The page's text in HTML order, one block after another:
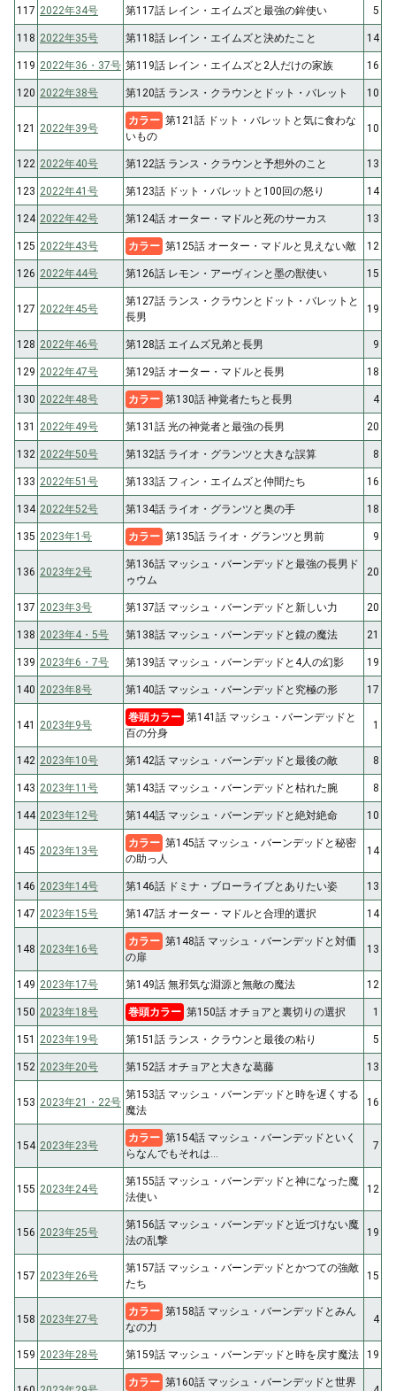
117 2022年34号 第117話 レイン・エイムズと最強の鉾使い 5
118 2022年35号 第118話 レイン・エイムズと決めたこと 14
119 2022年36・37号 第119話 レイン・エイムズと2人だけの家族 16
120 2022年38号 第120話 ランス・クラウンとドット・バレット 10
121 2022年39号
カラー 第121話 ドット・バレットと気に食わな
いもの
10
122 2022年40号 第122話 ランス・クラウンと予想外のこと 13
123 2022年41号 第123話 ドット・バレットと100回の怒り 14
124 2022年42号 第124話 オーター・マドルと死のサーカス 13
125 2022年43号 カラー 第125話 オーター・マドルと見えない敵 12
126 2022年44号 第126話 レモン・アーヴィンと墨の獣使い 15
127 2022年45号
第127話 ランス・クラウンとドット・バレットと
長男
19
128 2022年46号 第128話 エイムズ兄弟と長男 9
129 2022年47号 第129話 オーター・マドルと長男 18
130 2022年48号 カラー 第130話 神覚者たちと長男 4
131 2022年49号 第131話 光の神覚者と最強の長男 20
132 2022年50号 第132話 ライオ・グランツと大きな誤算 8
133 2022年51号 第133話 フィン・エイムズと仲間たち 16
134 2022年52号 第134話 ライオ・グランツと奥の手 18
135 2023年1号 カラー 第135話 ライオ・グランツと男前 9
136 2023年2号
第136話 マッシュ・バーンデッドと最強の長男ド
ゥウム
20
137 2023年3号 第137話 マッシュ・バーンデッドと新しい力 20
138 2023年4・5号 第138話 マッシュ・バーンデッドと鏡の魔法 21
139 2023年6・7号 第139話 マッシュ・バーンデッドと4人の幻影 19
140 2023年8号 第140話 マッシュ・バーンデッドと究極の形 17
141 2023年9号
巻頭カラー 第141話 マッシュ・バーンデッドと
百の分身
1
142 2023年10号 第142話 マッシュ・バーンデッドと最後の敵 8
143 2023年11号 第143話 マッシュ・バーンデッドと枯れた腕 8
144 2023年12号 第144話 マッシュ・バーンデッドと絶対絶命 10
145 2023年13号
カラー 第145話 マッシュ・バーンデッドと秘密
の助っ人
14
146 2023年14号 第146話 ドミナ・ブローライブとありたい姿 13
147 2023年15号 第147話 オーター・マドルと合理的選択 14
148 2023年16号
カラー 第148話 マッシュ・バーンデッドと対価
の扉
13
149 2023年17号 第149話 無邪気な淵源と無敵の魔法 12
150 2023年18号 巻頭カラー 第150話 オチョアと裏切りの選択 1
151 2023年19号 第151話 ランス・クラウンと最後の粘り 5
152 2023年20号 第152話 オチョアと大きな葛藤 13
153 2023年21・22号
第153話 マッシュ・バーンデッドと時を遅くする
魔法
16
154 2023年23号
カラー 第154話 マッシュ・バーンデッドといく
らなんでもそれは…
7
155 2023年24号
第155話 マッシュ・バーンデッドと神になった魔
法使い
12
156 2023年25号
第156話 マッシュ・バーンデッドと近づけない魔
法の乱撃
19
157 2023年26号
第157話 マッシュ・バーンデッドとかつての強敵
たち
15
158 2023年27号
カラー 第158話 マッシュ・バーンデッドとみん
なの力
4
159 2023年28号 第159話 マッシュ・バーンデッドと時を戻す魔法 19
カラー 第160話 マッシュ・バーンデッドと世界